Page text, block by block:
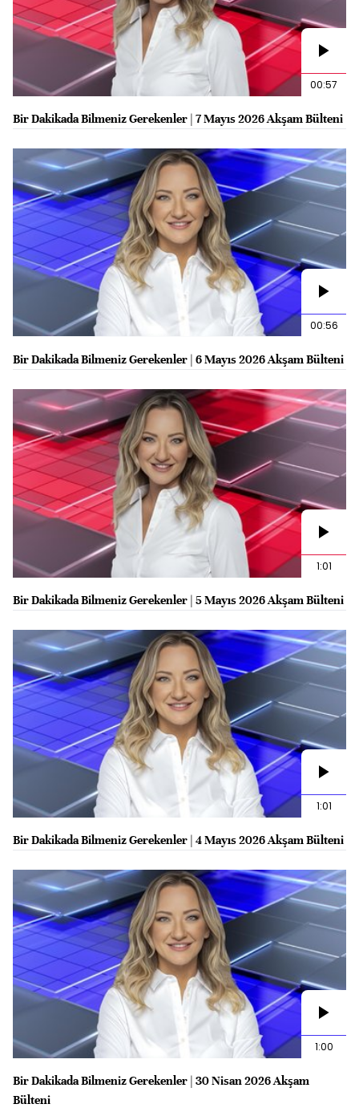
00:57
Bir Dakikada Bilmeniz Gerekenler | 7 Mayıs 2026 Akşam Bülteni
00:56
Bir Dakikada Bilmeniz Gerekenler | 6 Mayıs 2026 Akşam Bülteni
1:01
Bir Dakikada Bilmeniz Gerekenler | 5 Mayıs 2026 Akşam Bülteni
1:01
Bir Dakikada Bilmeniz Gerekenler | 4 Mayıs 2026 Akşam Bülteni
1:00
Bir Dakikada Bilmeniz Gerekenler | 30 Nisan 2026 Akşam
Bülteni